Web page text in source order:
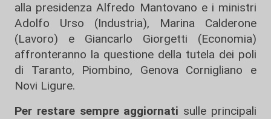
alla presidenza Alfredo Mantovano e i ministri
Adolfo Urso (Industria), Marina Calderone
(Lavoro) e Giancarlo Giorgetti (Economia)
affronteranno la questione della tutela dei poli
di Taranto, Piombino, Genova Cornigliano e
Novi Ligure.
Per restare sempre aggiornati sulle principali